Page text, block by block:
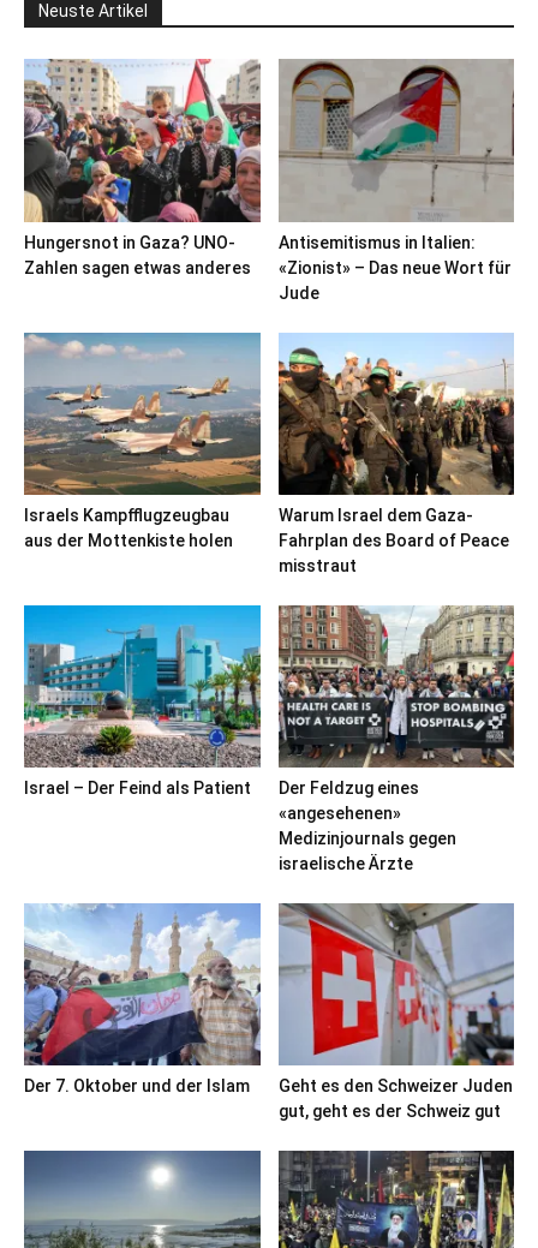
Neuste Artikel
Hungersnot in Gaza? UNO-
Zahlen sagen etwas anderes
Antisemitismus in Italien:
«Zionist» – Das neue Wort für
Jude
Israels Kampfflugzeugbau
aus der Mottenkiste holen
Warum Israel dem Gaza-
Fahrplan des Board of Peace
misstraut
Israel – Der Feind als Patient
Der Feldzug eines
«angesehenen»
Medizinjournals gegen
israelische Ärzte
Der 7. Oktober und der Islam
Geht es den Schweizer Juden
gut, geht es der Schweiz gut